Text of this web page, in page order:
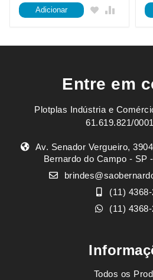
Adicionar
Entre em
Plotplas Indústria e Comércio
61.619.821/
Av. Senador Vergueiro,
Bernardo do Campo - SP
(11)
(11)
Todos os